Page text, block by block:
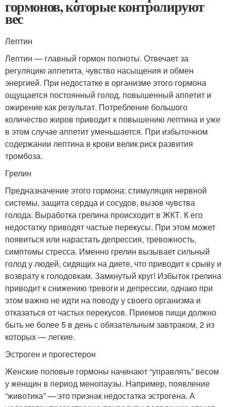
гормонов, которые контролируют
вес
Лептин
Лептин — главный гормон полноты. Отвечает за
регуляцию аппетита, чувство насыщения и обмен
энергией. При недостатке в организме этого гормона
ощущается постоянный голод, повышенный аппетит и
ожирение как результат. Потребление большого
количество жиров приводит к повышению лептина и уже
в этом случае аппетит уменьшается. При избыточном
содержании лептина в крови велик риск развития
тромбоза.
Грелин
Предназначение этого гормона: стимуляция нервной
системы, защита сердца и сосудов, вызов чувства
голода. Выработка грелина происходит в ЖКТ. К его
недостатку приводят частые перекусы. При этом может
появиться или нарастать депрессия, тревожность,
симптомы стресса. Именно грелин вызывает сильный
голод у людей, сидящих на диете, что приводит к срыву и
возврату к голодовкам. Замкнутый круг! Избыток грелина
приводит к снижению тревоги и депрессии, однако при
этом важно не идти на поводу у своего организма и
отказаться от частых перекусов. Приемов пищи должно
быть не более 5 в день с обязательным завтраком, 2 из
которых — легкие.
Эстроген и прогестерон
Женские половые гормоны начинают “управлять” весом
у женщин в период менопаузы. Например, появление
“животика” — это признак недостатка эстрогена. А